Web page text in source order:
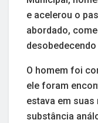
e acelerou o
abordado,
O homem foi
ele foram
estava em
substância